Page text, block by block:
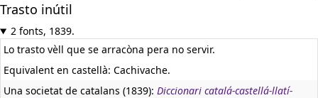
Trasto inútil
2 fonts, 1839.
Lo trasto vèll que se arracòna pera no servir.
Equivalent en castellà: Cachivache.
Una societat de catalans (1839): Diccionari catalá-castellá-llatí-